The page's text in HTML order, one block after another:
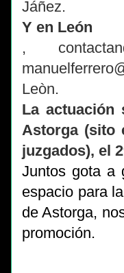
Jáñez.
Y en León
,
Leòn.
La actuación
Astorga (sito
juzgados), el
Juntos gota a
espacio para
de Astorga,
promoción.